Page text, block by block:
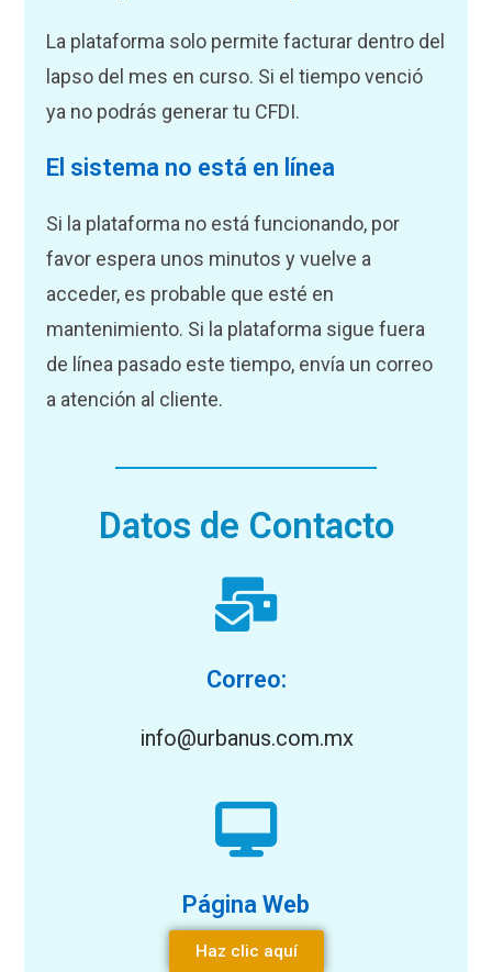
La plataforma solo permite facturar dentro del
lapso del mes en curso. Si el tiempo venció
ya no podrás generar tu CFDI.
El sistema no está en línea
Si la plataforma no está funcionando, por
favor espera unos minutos y vuelve a
acceder, es probable que esté en
mantenimiento. Si la plataforma sigue fuera
de línea pasado este tiempo, envía un correo
a atención al cliente.
Datos de Contacto
Correo:
info@urbanus.com.mx
Página Web
Haz clic aquí